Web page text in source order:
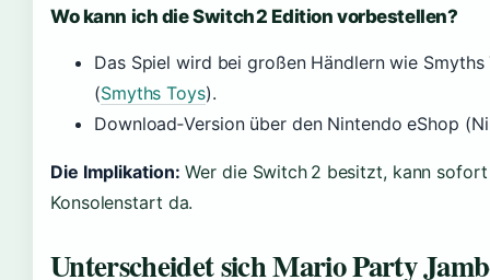
Wo kann ich die Switch 2 Edition vorbestellen?
Das Spiel wird bei großen Händlern wie
(Smyths Toys).
Download‑Version über den Nintendo eShop
Die Implikation: Wer die Switch 2 besitzt, kann
Konsolenstart da.
Unterscheidet sich Mario Party